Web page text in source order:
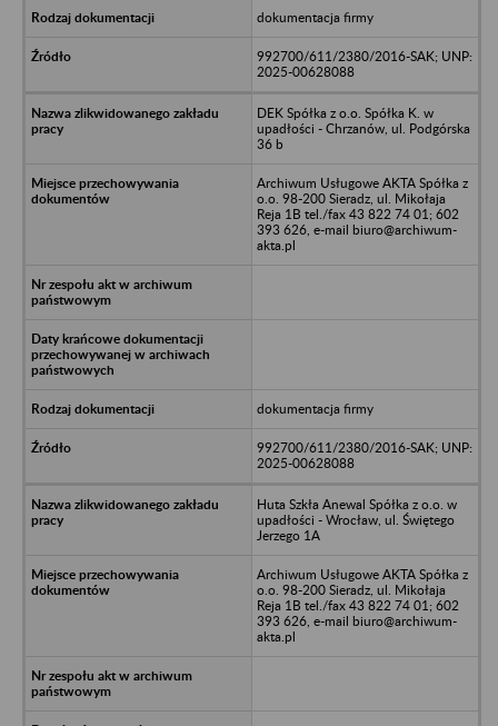
dokumentacja firmy
992700/611/2380/2016-SAK; UNP:
2025-00628088
DEK Spółka z o.o. Spółka K. w
upadłości - Chrzanów, ul. Podgórska
36 b
Archiwum Usługowe AKTA Spółka z
o.o. 98-200 Sieradz, ul. Mikołaja
Reja 1B tel./fax 43 822 74 01; 602
393 626, e-mail biuro@archiwum-
akta.pl
dokumentacja firmy
992700/611/2380/2016-SAK; UNP:
2025-00628088
Huta Szkła Anewal Spółka z o.o. w
upadłości - Wrocław, ul. Świętego
Jerzego 1A
Archiwum Usługowe AKTA Spółka z
o.o. 98-200 Sieradz, ul. Mikołaja
Reja 1B tel./fax 43 822 74 01; 602
393 626, e-mail biuro@archiwum-
akta.pl